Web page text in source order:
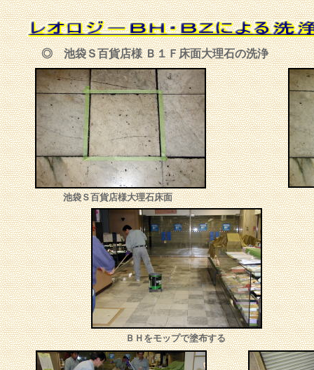
池袋Ｓ百貨店様大理石床面
ＢＨをモップで塗布する
◎ 池袋Ｓ百貨店様 Ｂ１Ｆ床面大理石の洗浄